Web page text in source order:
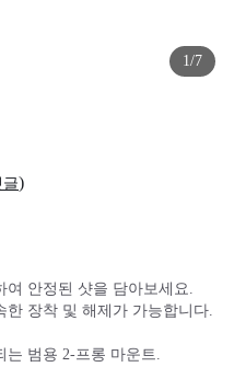
1/7
글)
여 안정된 샷을 담아보세요.
한 장착 및 해제가 가능합니다.
는 범용 2-프롱 마운트.